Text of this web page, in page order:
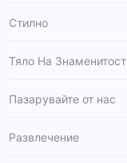
Стилно
Тяло На Знаменитост
Пазарувайте от нас
Развлечение